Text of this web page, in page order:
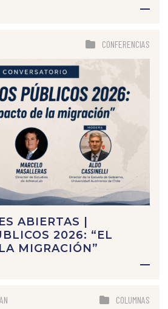
CONFERENCIAS
ABIERTAS |
2026: “EL
MIGRACIÓN”
COLUMNAS